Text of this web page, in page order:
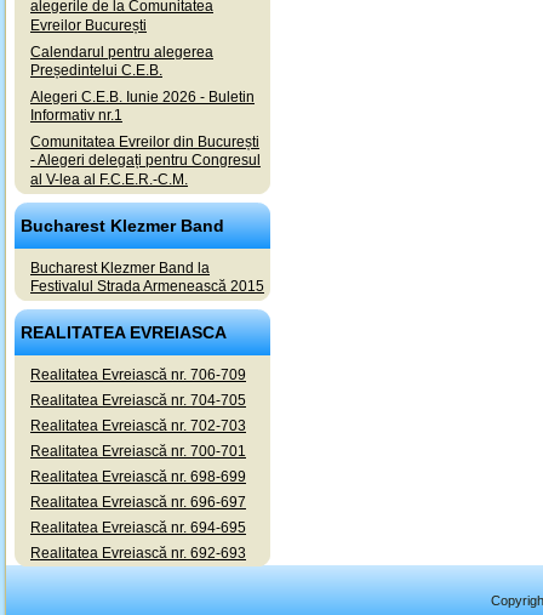
alegerile de la Comunitatea
Evreilor București
Calendarul pentru alegerea
Președintelui C.E.B.
Alegeri C.E.B. Iunie 2026 - Buletin
Informativ nr.1
Comunitatea Evreilor din București
- Alegeri delegați pentru Congresul
al V-lea al F.C.E.R.-C.M.
Bucharest Klezmer Band
Bucharest Klezmer Band la
Festivalul Strada Armenească 2015
REALITATEA EVREIASCA
Realitatea Evreiască nr. 706-709
Realitatea Evreiască nr. 704-705
Realitatea Evreiască nr. 702-703
Realitatea Evreiască nr. 700-701
Realitatea Evreiască nr. 698-699
Realitatea Evreiască nr. 696-697
Realitatea Evreiască nr. 694-695
Realitatea Evreiască nr. 692-693